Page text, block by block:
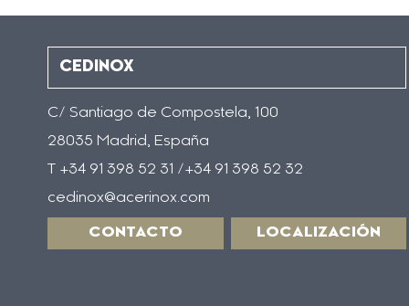
CEDINOX
C/ Santiago de Compostela, 100
28035 Madrid, España
T +34 91 398 52 31 /+34 91 398 52 32
cedinox@acerinox.com
CONTACTO LOCALIZACIÓN